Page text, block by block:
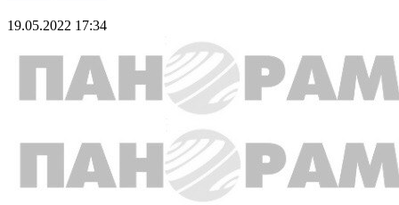
19.05.2022 17:34